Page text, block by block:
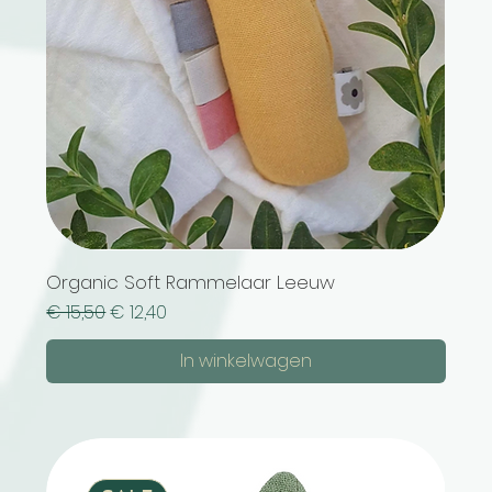
Organic Soft Rammelaar Leeuw
Normale prijs
€ 15,50Verkoopprijs
€ 12,40
In winkelwagen